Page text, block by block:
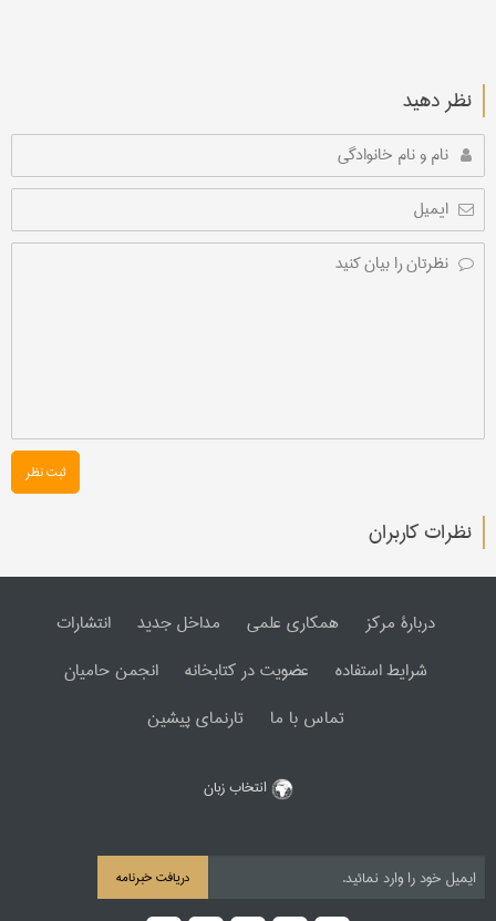
نظر دهید
ثبت نظر
نظرات کاربران
دربارۀ مرکز همکاری علمی مداخل جدید
انتشارات
شرایط استفاده
عضویت در کتابخانه
انجمن حامیان
تماس با ما
تارنمای پیشین
انتخاب زبان
دریافت خبرنامه